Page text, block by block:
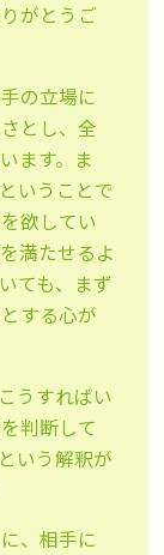
がとうご
の立場に
とし、全
ます。ま
いうことで
欲してい
満たせるよ
ても、まず
する心が
うすればい
判断して
いう解釈が
、相手に